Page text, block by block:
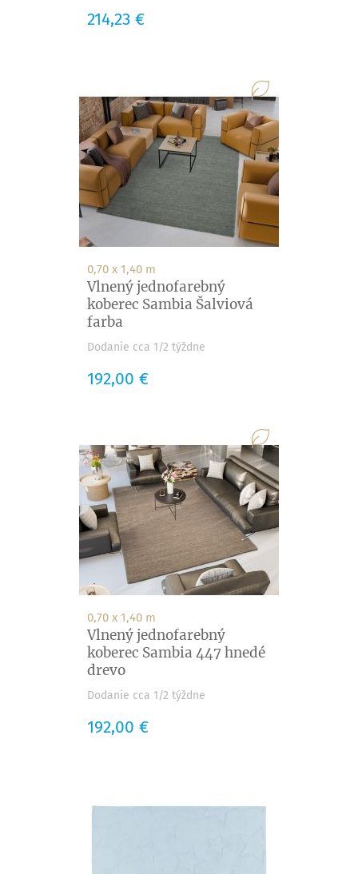
Cena
214,23 €
0,70 x 1,40 m
Vlnený jednofarebný
koberec Sambia Šalviová
farba
Dodanie cca 1/2 týždne
Cena
192,00 €
0,70 x 1,40 m
Vlnený jednofarebný
koberec Sambia 447 hnedé
drevo
Dodanie cca 1/2 týždne
Cena
192,00 €